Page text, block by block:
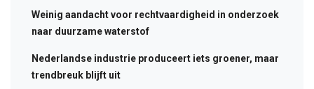
Weinig aandacht voor rechtvaardigheid in onderzoek
naar duurzame waterstof
Nederlandse industrie produceert iets groener, maar
trendbreuk blijft uit